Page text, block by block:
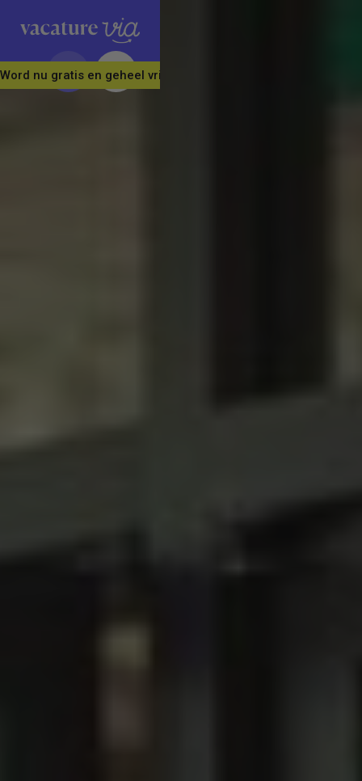
Word nu gratis en geheel vrijblijvend lid van ons Vacature Via